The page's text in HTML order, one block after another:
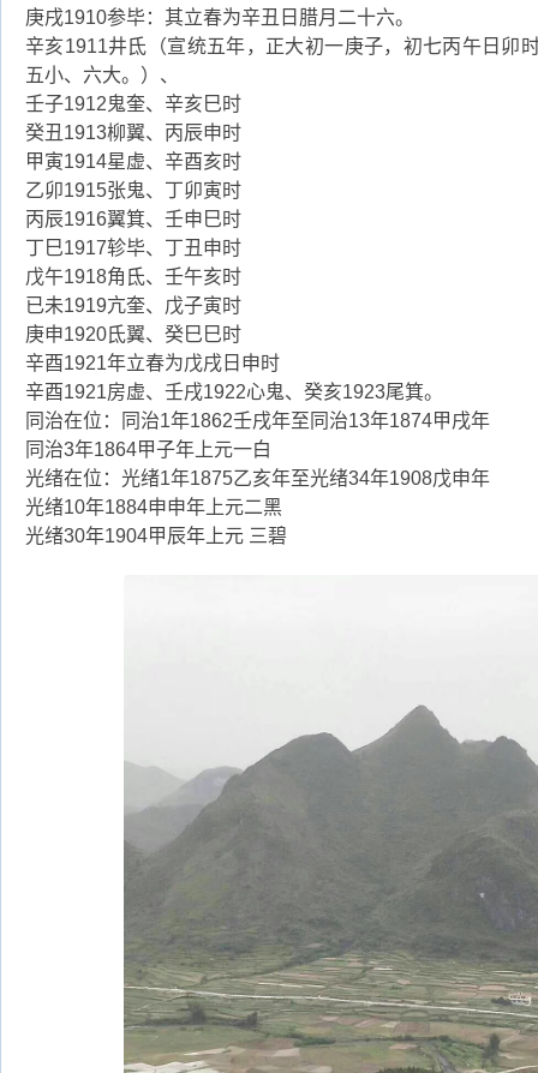
庚戌1910参毕：其立春为辛丑日腊月二十六。
辛亥1911井氐（宣统五年，正大初一庚子，初七丙午日卯
五小、六大。）、
壬子1912鬼奎、辛亥巳时
癸丑1913柳翼、丙辰申时
甲寅1914星虚、辛酉亥时
乙卯1915张鬼、丁卯寅时
丙辰1916翼箕、壬申巳时
丁巳1917轸毕、丁丑申时
戊午1918角氐、壬午亥时
已未1919亢奎、戊子寅时
庚申1920氐翼、癸巳巳时
辛酉1921年立春为戊戌日申时
辛酉1921房虚、壬戌1922心鬼、癸亥1923尾箕。
同治在位：同治1年1862壬戌年至同治13年1874甲戌年
同治3年1864甲子年上元一白
光绪在位：光绪1年1875乙亥年至光绪34年1908戊申年
光绪10年1884申申年上元二黑
光绪30年1904甲辰年上元 三碧